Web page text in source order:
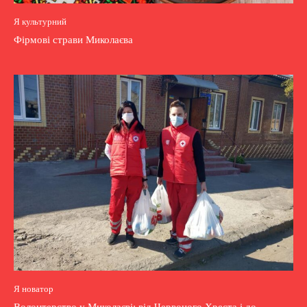
Я культурний
Фірмові страви Миколаєва
Я новатор